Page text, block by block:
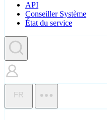
API
Conseiller Système
État du service
FR